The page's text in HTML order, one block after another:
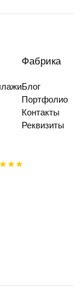
Фабрика
Блог
Портфолио
Контакты
Реквизиты